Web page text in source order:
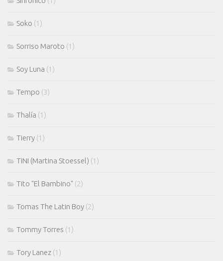
Soko (1)
Sorriso Maroto (1)
Soy Luna (1)
Tempo (3)
Thalía (1)
Tierry (1)
TINI (Martina Stoessel) (1)
Tito "El Bambino" (2)
Tomas The Latin Boy (2)
Tommy Torres (1)
Tory Lanez (1)